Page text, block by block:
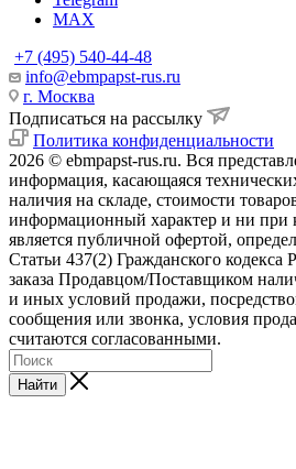
MAX
+7 (495) 540-44-48
info@ebmpapst-rus.ru
г. Москва
Подписаться на рассылку
Политика конфиденциальности
2026 © ebmpapst-rus.ru. Вся
информация, касающаяся
наличия на складе, стоимости
информационный характер и ни при
является публичной офертой,
Статьи 437(2) Гражданского
заказа Продавцом/Поставщиком
и иных условий продажи,
сообщения или звонка, условия
считаются согласованными.
Найти